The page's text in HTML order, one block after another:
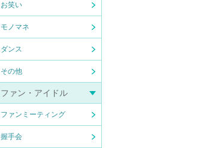
お笑い
モノマネ
ダンス
その他
ファン・アイドル
ファンミーティング
握手会